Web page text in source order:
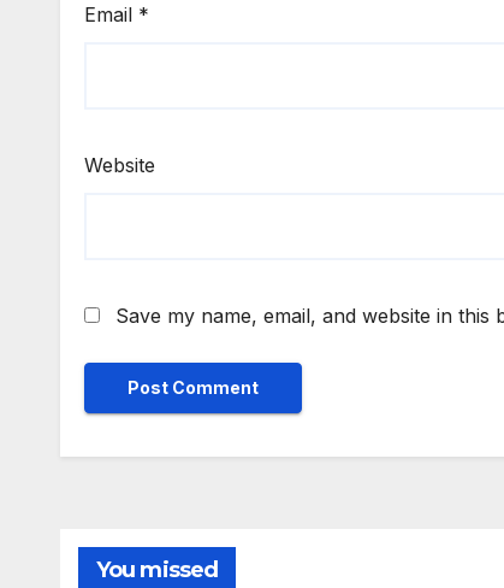
Email *
Website
Save my name, email, and website in
You missed